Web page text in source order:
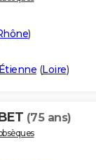
)
(Loire)
(75 ans)